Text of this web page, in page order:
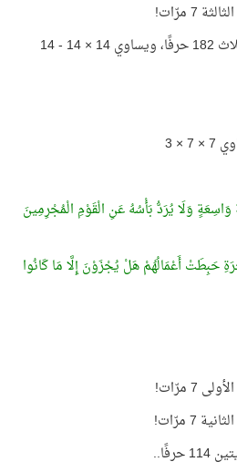
مرّات!
- 14
وَلَا يُرَدُّ بَأْسُهُ عَنِ الْقَوْمِ الْمُجْرِمِينَ
حَبِطَتْ أَعْمَالُهُمْ هَلْ يُجْزَوْنَ إِلَّا مَا كَانُوا
مرّات!
مرّات!